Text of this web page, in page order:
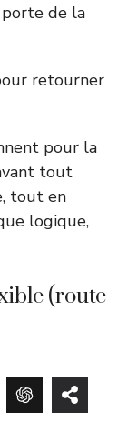
de la
retourner
pour la
tout
tout en
logique,
(route
qui
de